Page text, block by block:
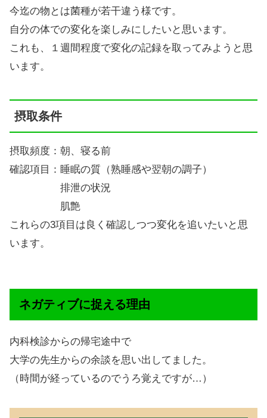
今迄の物とは菌種が若干違う様です。
自分の体での変化を楽しみにしたいと思います。
これも、１週間程度で変化の記録を取ってみようと思
います。
摂取条件
摂取頻度：朝、寝る前
確認項目：睡眠の質（熟睡感や翌朝の調子）
排泄の状況
肌艶
これらの3項目は良く確認しつつ変化を追いたいと思
います。
ネガティブに捉える理由
内科検診からの帰宅途中で
大学の先生からの余談を思い出してました。
（時間が経っているのでうろ覚えですが…）